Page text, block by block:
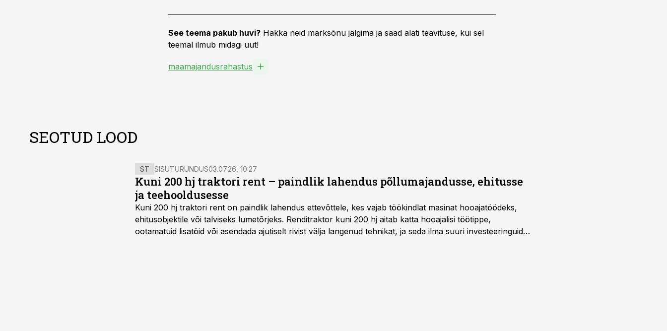
See teema pakub huvi? Hakka neid märksõnu jälgima ja saad alati teavituse, kui sel
teemal ilmub midagi uut!
maamajandusrahastus
SEOTUD LOOD
ST SISUTURUNDUS03.07.26, 10:27
Kuni 200 hj traktori rent – paindlik lahendus põllumajandusse, ehitusse
ja teehooldusesse
Kuni 200 hj traktori rent on paindlik lahendus ettevõttele, kes vajab töökindlat masinat hooajatöödeks,
ehitusobjektile või talviseks lumetõrjeks. Renditraktor kuni 200 hj aitab katta hooajalisi töötippe,
ootamatuid lisatöid või asendada ajutiselt rivist välja langenud tehnikat, ja seda ilma suuri investeeringuid